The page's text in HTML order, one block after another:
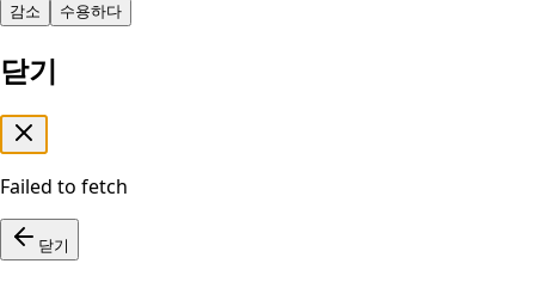
감소 수용하다
닫기
Failed to fetch
닫기